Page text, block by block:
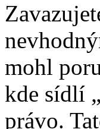
mohl
kde sídlí
právo.